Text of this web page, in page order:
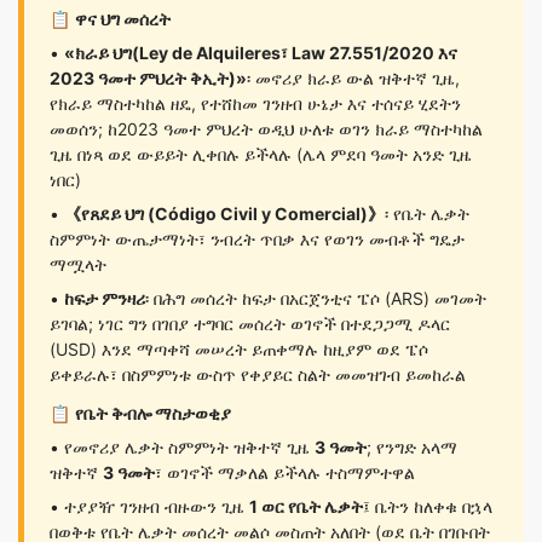
📋 ዋና ህግ መሰረት
• «ክራይ ህግ(Ley de Alquileres፣ Law 27.551/2020 እና
2023 ዓመተ ምህረት ቅኢት)»፡ መኖሪያ ክራይ ውል ዝቅተኛ ጊዜ,
የክራይ ማስተካከል ዘዴ, የተሸከመ ገንዘብ ሁኔታ እና ተሰናይ ሂደትን
መወሰን; ከ2023 ዓመተ ምህረት ወዲህ ሁለቱ ወገን ክራይ ማስተካከል
ጊዜ በነጻ ወደ ውይይት ሊቀበሉ ይችላሉ (ሌላ ምደባ ዓመት አንድ ጊዜ
ነበር)
•
《የጸደይ ህግ (Código Civil y Comercial)》 ፡ የቤት ሌቃት
ስምምነት ውጤታማነት፣ ንብረት ጥበቃ እና የወገን መብቶች ግዴታ
ማሟላት
• ከፍታ ምንዛሪ፡ በሕግ መሰረት ከፍታ በአርጀንቲና ፔሶ (ARS) መገመት
ይገባል; ነገር ግን በገበያ ተግባር መሰረት ወገኖች በተደጋጋሚ ዶላር
(USD) እንደ ማጣቀሻ መሠረት ይጠቀማሉ ከዚያም ወደ ፔሶ
ይቀይራሉ፣ በስምምነቱ ውስጥ የቀያይር ስልት መመዝገብ ይመከራል
📋 የቤት ቅብሎ ማስታወቂያ
• የመኖሪያ ሌቃት ስምምነት ዝቅተኛ ጊዜ 3 ዓመት; የንግድ አላማ
ዝቅተኛ 3 ዓመት፣ ወገኖች ማቃለል ይችላሉ ተስማምተዋል
• ተያያዥ ገንዘብ ብዙውን ጊዜ 1 ወር የቤት ሌቃት፤ ቤትን ከለቀቁ በኋላ
በወቅቱ የቤት ሌቃት መሰረት መልሶ መስጠት አለበት (ወደ ቤት በገቡበት